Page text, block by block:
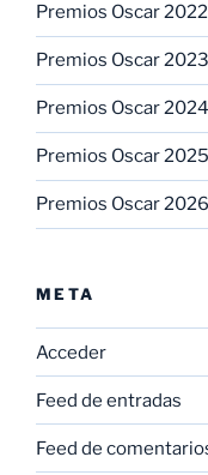
Premios Oscar
Premios Oscar
Premios Oscar
Premios Oscar
Premios Oscar
META
Acceder
Feed de entradas
Feed de